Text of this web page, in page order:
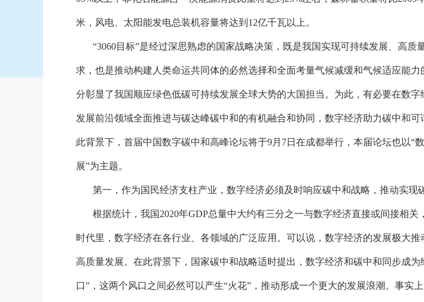
米，风电、太阳能发电总装机容量将达到12亿千瓦以上。
“3060目标”是经过深思熟虑的国家战略决策，既是我国实现可持续发展、高质
求，也是推动构建人类命运共同体的必然选择和全面考量气候减缓和气候适应能力
分彰显了我国顺应绿色低碳可持续发展全球大势的大国担当。为此，有必要在数字
发展前沿领域全面推进与碳达峰碳中和的有机融合和协同，数字经济助力碳中和可
此背景下，首届中国数字碳中和高峰论坛将于9月7日在成都举行，本届论坛也以“
展”为主题。
第一，作为国民经济支柱产业，数字经济必须及时响应碳中和战略，推动实现
根据统计，我国 2020年GDP总量中大约有三分之一与数字经济直接或间接相关
时代里，数字经济在各行业、各领域的广泛应用。可以说，数字经济的发展极大推
高质量发展。在此背景下，国家碳中和战略适时提出，数字经济和碳中和同步成为
口”，这两个风口之间必然可以产生“火花”，推动形成一个更大的发展浪潮。事实